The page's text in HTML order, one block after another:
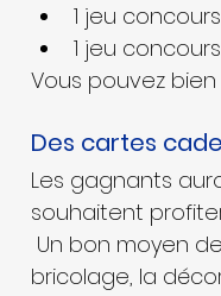
1 jeu
1 jeu
Vous pouvez bien
Des cartes
Les gagnants
souhaitent
bricolage, la